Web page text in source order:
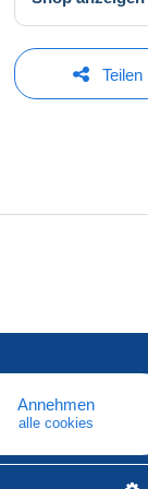
Teilen
Annehmen
alle cookies